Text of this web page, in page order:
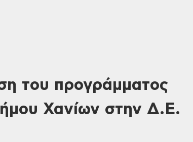
του προγράμματος
Χανίων στην Δ.Ε.